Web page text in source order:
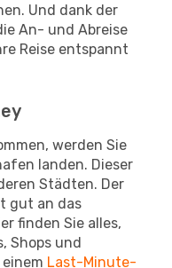
Und dank der
An- und Abreise
Reise entspannt
werden Sie
landen. Dieser
Städten. Der
gut an das
finden Sie alles,
Shops und
Last-Minute-